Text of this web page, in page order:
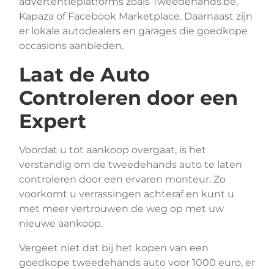
Kapaza of Facebook Marketplace. Daarnaast zijn
er lokale autodealers en garages die goedkope
occasions aanbieden.
Laat de Auto
Controleren door een
Expert
Voordat u tot aankoop overgaat, is het
verstandig om de tweedehands auto te laten
controleren door een ervaren monteur. Zo
voorkomt u verrassingen achteraf en kunt u
met meer vertrouwen de weg op met uw
nieuwe aankoop.
Vergeet niet dat bij het kopen van een
goedkope tweedehands auto voor 1000 euro, er